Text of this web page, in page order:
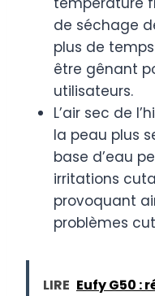
de séchage
plus de
être gênant
utilisateurs.
L’air sec de
la peau plus
base d’eau
irritations
provoquant
problèmes
LIRE Eufy G50 :